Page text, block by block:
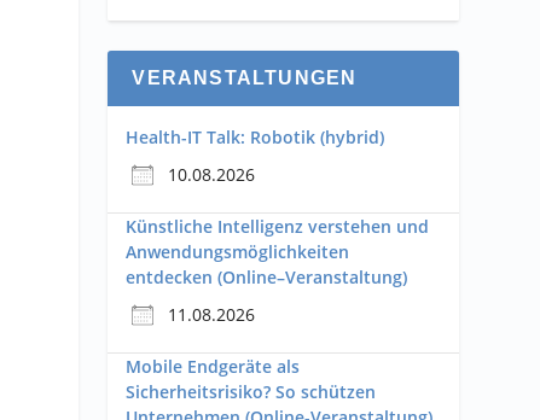
VERANSTALTUNGEN
Health-IT Talk: Robotik (hybrid)
10.08.2026
Künstliche Intelligenz verstehen und
Anwendungsmöglichkeiten
entdecken (Online–Veranstaltung)
11.08.2026
Mobile Endgeräte als
Sicherheitsrisiko? So schützen